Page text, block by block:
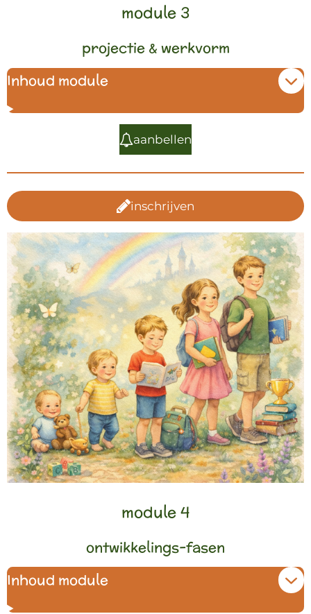
module 3
projectie & werkvorm
Inhoud module
aanbellen
inschrijven
module 4
ontwikkelings-fasen
Inhoud module